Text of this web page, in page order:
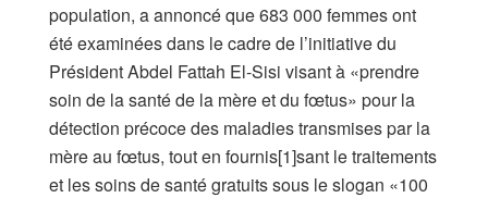
population, a annoncé que 683 000 femmes ont
été examinées dans le cadre de l’initiative du
Président Abdel Fattah El-Sisi visant à «prendre
soin de la santé de la mère et du fœtus» pour la
détection précoce des maladies transmises par la
mère au fœtus, tout en fournis[1]sant le traitements
et les soins de santé gratuits sous le slogan «100